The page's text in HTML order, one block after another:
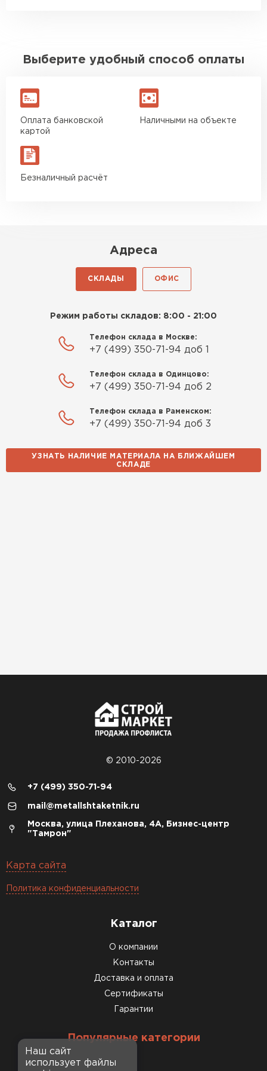
Выберите удобный способ оплаты
Оплата банковской
картой
Наличными на объекте
Безналичный расчёт
Адреса
СКЛАДЫ ОФИС
Режим работы складов: 8:00 - 21:00
Телефон склада в Москве:
+7 (499) 350-71-94 доб 1
Телефон склада в Одинцово:
+7 (499) 350-71-94 доб 2
Телефон склада в Раменском:
+7 (499) 350-71-94 доб 3
УЗНАТЬ НАЛИЧИЕ МАТЕРИАЛА НА БЛИЖАЙШЕМ
СКЛАДЕ
© 2010-2026
+7 (499) 350-71-94
mail@metallshtaketnik.ru
Москва, улица Плеханова, 4А, Бизнес-центр
"Тамрон"
Карта сайта
Политика конфиденциальности
Каталог
О компании
Контакты
Доставка и оплата
Сертификаты
Гарантии
Популярные категории
Наш сайт
использует файлы